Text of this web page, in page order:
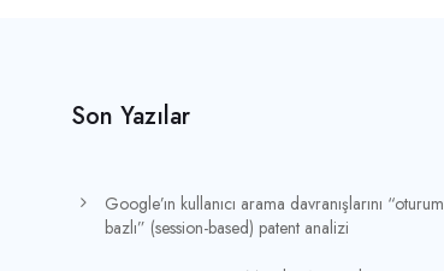
Son Yazılar
Google’ın kullanıcı arama davranışlarını “oturum
bazlı” (session-based) patent analizi